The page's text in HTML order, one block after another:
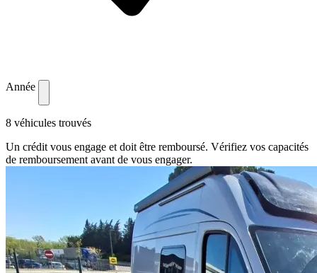
Année
8 véhicules trouvés
Un crédit vous engage et doit être remboursé. Vérifiez vos capacités
de remboursement avant de vous engager.